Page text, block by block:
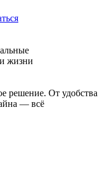
жизни
решение. От удобства
— всё